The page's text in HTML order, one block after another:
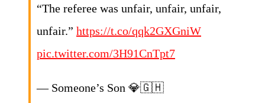
“The referee was unfair, unfair, unfair,
unfair.” https://t.co/qqk2GXGniW
pic.twitter.com/3H91CnTpt7
— Someone’s Son 💎🇬🇭